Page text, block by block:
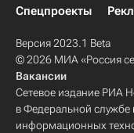
Спецпроекты
Версия 2023.1 Beta
© 2026 МИА «Россия
Вакансии
Сетевое издание РИА
в Федеральной службе
информационных